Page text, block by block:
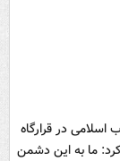
اسلامی در قرارگاه
ما به این دشمن